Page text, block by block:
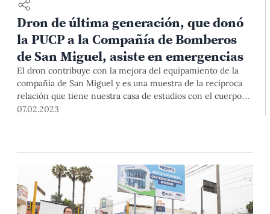
Dron de última generación, que donó
la PUCP a la Compañía de Bomberos
de San Miguel, asiste en emergencias
El dron contribuye con la mejora del equipamiento de la
compañía de San Miguel y es una muestra de la recíproca
relación que tiene nuestra casa de estudios con el cuerpo
de bomberos.
07.02.2023